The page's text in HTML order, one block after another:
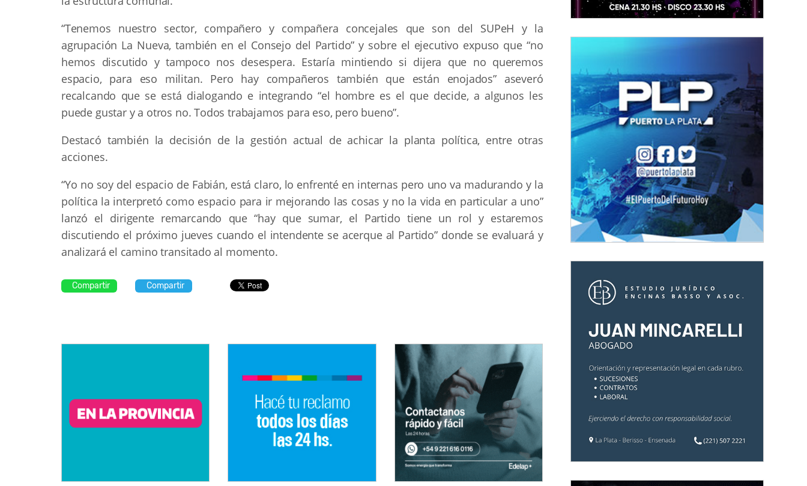
“Tenemos nuestro sector, compañero y compañera concejales que son del SUPeH y la
agrupación La Nueva, también en el Consejo del Partido” y sobre el ejecutivo expuso que “no
hemos discutido y tampoco nos desespera. Estaría mintiendo si dijera que no queremos
espacio, para eso militan. Pero hay compañeros también que están enojados” aseveró
recalcando que se está dialogando e integrando “el hombre es el que decide, a algunos les
puede gustar y a otros no. Todos trabajamos para eso, pero bueno”.
Destacó también la decisión de la gestión actual de achicar la planta política, entre otras
acciones.
“Yo no soy del espacio de Fabián, está claro, lo enfrenté en internas pero uno va madurando y la
política la interpretó como espacio para ir mejorando las cosas y no la vida en particular a uno”
lanzó el dirigente remarcando que “hay que sumar, el Partido tiene un rol y estaremos
discutiendo el próximo jueves cuando el intendente se acerque al Partido” donde se evaluará y
analizará el camino transitado al momento.
Compartir Compartir